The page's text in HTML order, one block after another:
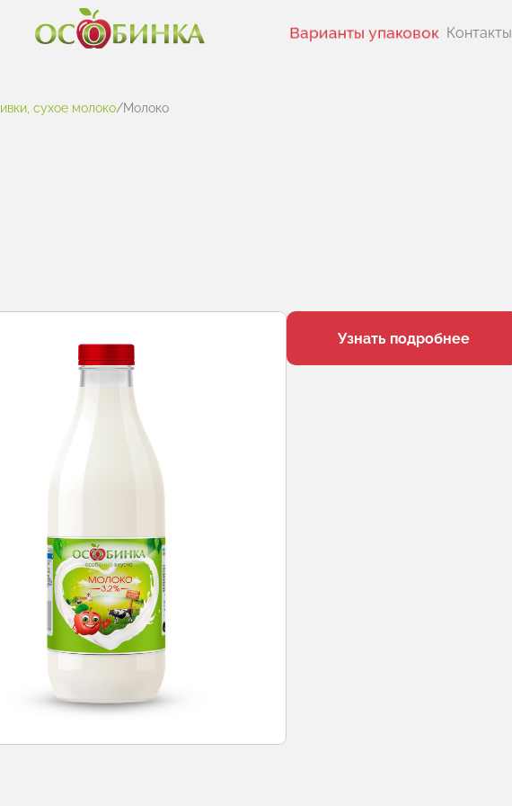
Варианты упаковок Контакты
сухое молоко/Молоко
Узнать подробнее